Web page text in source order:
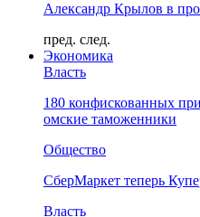
Александр Крылов в
пред. след.
Экономика
Власть
180 конфискованных
омские таможенники
Общество
СберМаркет теперь
Власть